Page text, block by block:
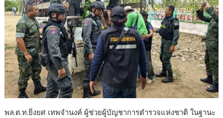
พล.ต.ท.ยิ่งยศ เทพจำนงค์ ผู้ช่วยผู้บัญชาการตำรวจแห่งชาติ ในฐานะ